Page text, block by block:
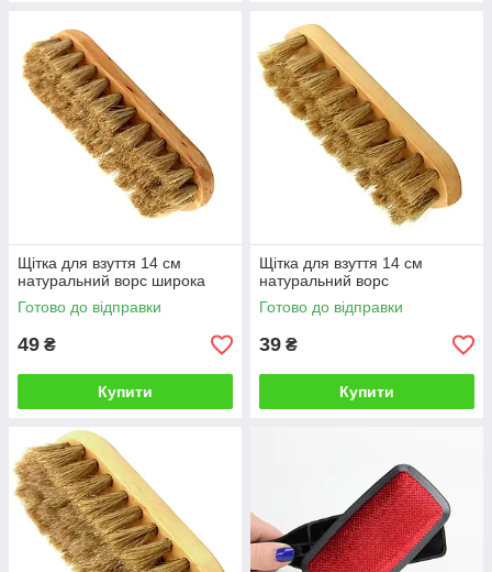
Щітка для взуття 14 см
натуральний ворс широка
Готово до відправки
49 ₴
Купити
Щітка для взуття 14 см
натуральний ворс
Готово до відправки
39 ₴
Купити